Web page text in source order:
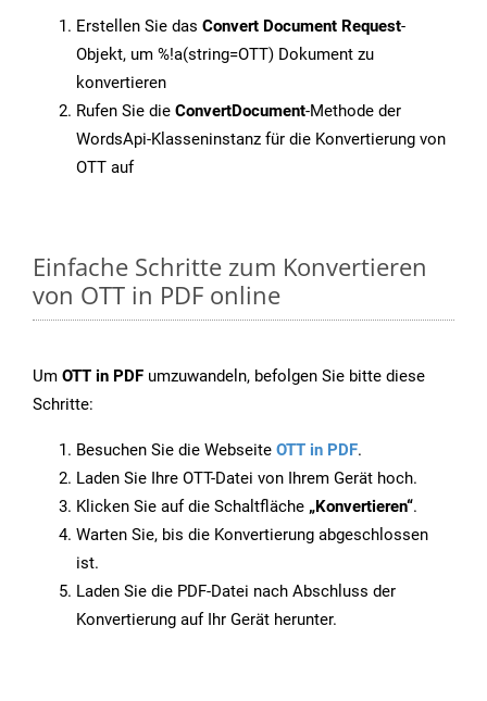
Erstellen Sie das Convert Document Request-
Objekt, um %!a(string=OTT) Dokument zu
konvertieren
Rufen Sie die ConvertDocument-Methode der
WordsApi-Klasseninstanz für die Konvertierung von
OTT auf
Einfache Schritte zum Konvertieren
von OTT in PDF online
Um OTT in PDF umzuwandeln, befolgen Sie bitte diese
Schritte:
Besuchen Sie die Webseite OTT in PDF.
Laden Sie Ihre OTT-Datei von Ihrem Gerät hoch.
Klicken Sie auf die Schaltfläche „Konvertieren“.
Warten Sie, bis die Konvertierung abgeschlossen
ist.
Laden Sie die PDF-Datei nach Abschluss der
Konvertierung auf Ihr Gerät herunter.